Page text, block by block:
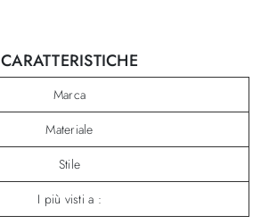
CARATTERISTICHE
Marca
Materiale
Stile
I più visti a :